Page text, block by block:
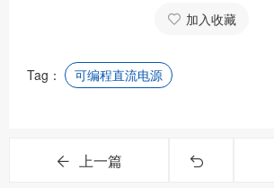
加入收藏
Tag： 可编程直流电源
上一篇